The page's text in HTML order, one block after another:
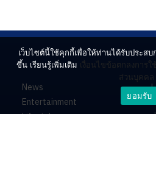
News
Entertainment
Lifestyle
เว็บไซต์นี้ใช้คุกกี้เพื่อให้ท่านได้รับประส
ขึ้น เรียนรู้เพิ่มเติม เงื่อนไขข้อตกลงการใ
ส่วนบุคคล
ยอมรับ